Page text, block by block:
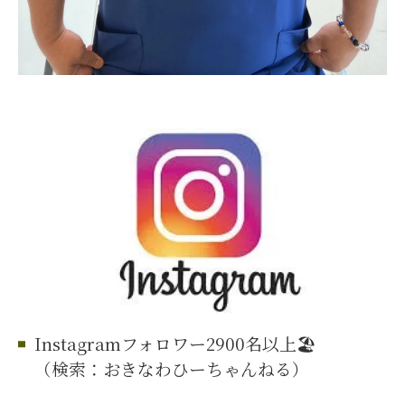
Instagramフォロワー2900名以上🏖️
（検索：おきなわひーちゃんねる）